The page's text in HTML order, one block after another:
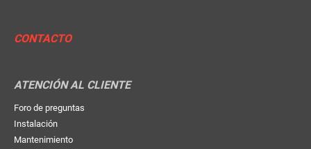
CONTACTO
ATENCIÓN AL CLIENTE
Foro de preguntas
Instalación
Mantenimiento